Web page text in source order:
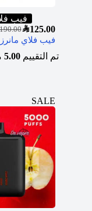
فيب
SAR125.00
فيب فلاي
تم التقييم5.00
SALE